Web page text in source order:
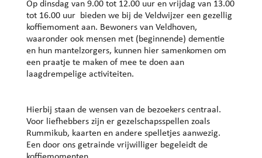
Op dinsdag van 9.00 tot 12.00 uur en vrijdag van 13.00
tot 16.00 uur bieden we bij de Veldwijzer een gezellig
koffiemoment aan. Bewoners van Veldhoven,
waaronder ook mensen met (beginnende) dementie
en hun mantelzorgers, kunnen hier samenkomen om
een praatje te maken of mee te doen aan
laagdrempelige activiteiten.
Hierbij staan de wensen van de bezoekers centraal.
Voor liefhebbers zijn er gezelschapsspellen zoals
Rummikub, kaarten en andere spelletjes aanwezig.
Een door ons getrainde vrijwilliger begeleidt de